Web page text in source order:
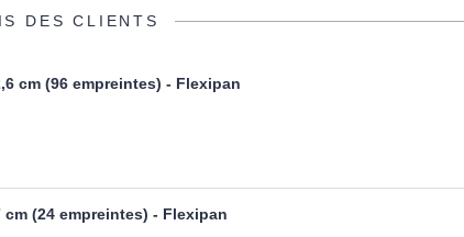
DES CLIENTS
cm (96 empreintes) - Flexipan
(24 empreintes) - Flexipan